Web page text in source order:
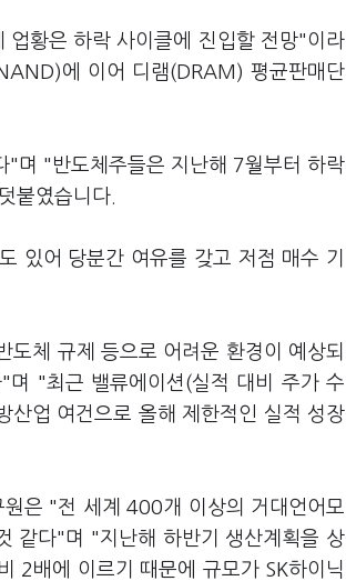
황은 하락 사이클에 진입할 전망"이라
에 이어 디램(DRAM) 평균판매단
"며 "반도체주들은 지난해 7월부터 하락
붙였습니다.
있어 당분간 여유를 갖고 저점 매수 기
체 규제 등으로 어려운 환경이 예상되
며 "최근 밸류에이션(실적 대비 주가 수
산업 여건으로 올해 제한적인 실적 성장
은 "전 세계 400개 이상의 거대언어모
같다"며 "지난해 하반기 생산계획을 상
2배에 이르기 때문에 규모가 SK하이닉